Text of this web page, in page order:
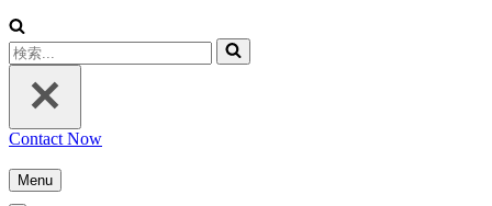
検
索...
Contact Now
Menu
ナ